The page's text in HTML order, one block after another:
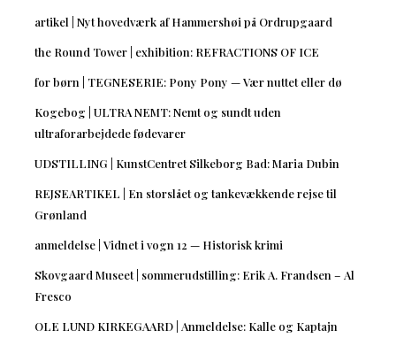
artikel | Nyt hovedværk af Hammershøi på Ordrupgaard
the Round Tower | exhibition: REFRACTIONS OF ICE
for børn | TEGNESERIE: Pony Pony — Vær nuttet eller dø
Kogebog | ULTRA NEMT: Nemt og sundt uden
ultraforarbejdede fødevarer
UDSTILLING | KunstCentret Silkeborg Bad: Maria Dubin
REJSEARTIKEL | En storslået og tankevækkende rejse til
Grønland
anmeldelse | Vidnet i vogn 12 — Historisk krimi
Skovgaard Museet | sommerudstilling: Erik A. Frandsen – Al
Fresco
OLE LUND KIRKEGAARD | Anmeldelse: Kalle og Kaptajn